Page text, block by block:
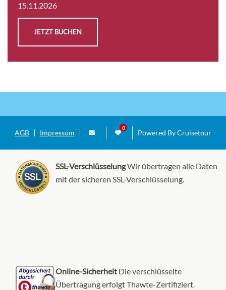
15.11.2026
JETZT BUCHEN
AGB Impressum Powered By Cruisetour
SSL-VerschlüsselungWir übertragen alle Daten
mit der sicheren SSL-Verschlüsselung.
Online-Sicherheit Die verschlüsselte
Übertragung erfolgt Thawte-Zertifiziert.